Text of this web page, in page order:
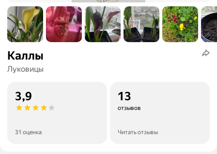
Каллы
Луковицы
3,9
31 оценка
13
отзывов
Читать отзывы